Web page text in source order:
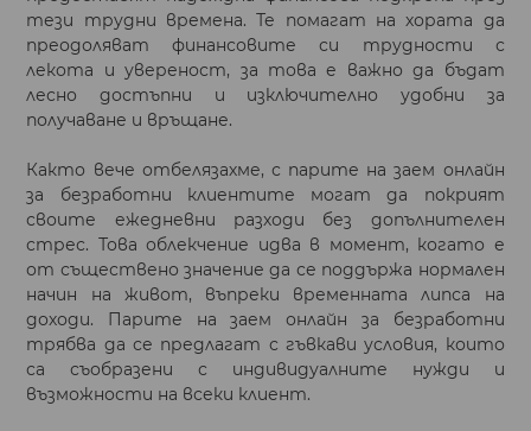
тези трудни времена. Те помагат на хората да
преодоляват финансовите си трудности с
лекота и увереност, за това е важно да бъдат
лесно достъпни и изключително удобни за
получаване и връщане.
Както вече отбелязахме, с парите на заем онлайн
за безработни клиентите могат да покрият
своите ежедневни разходи без допълнителен
стрес. Това облекчение идва в момент, когато е
от съществено значение да се поддържа нормален
начин на живот, въпреки временната липса на
доходи. Парите на заем онлайн за безработни
трябва да се предлагат с гъвкави условия, които
са съобразени с индивидуалните нужди и
възможности на всеки клиент.